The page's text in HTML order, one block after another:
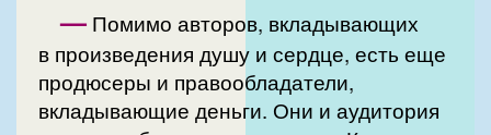
— Помимо авторов, вкладывающих
в произведения душу и сердце, есть еще
продюсеры и правообладатели,
вкладывающие деньги. Они и аудитория